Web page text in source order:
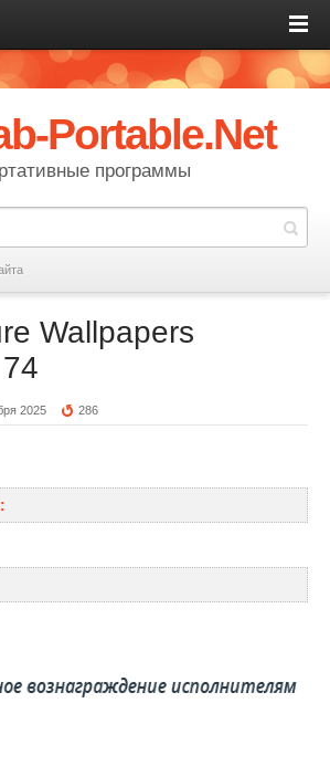
Portable.Net
программы
Wallpapers
2025 286